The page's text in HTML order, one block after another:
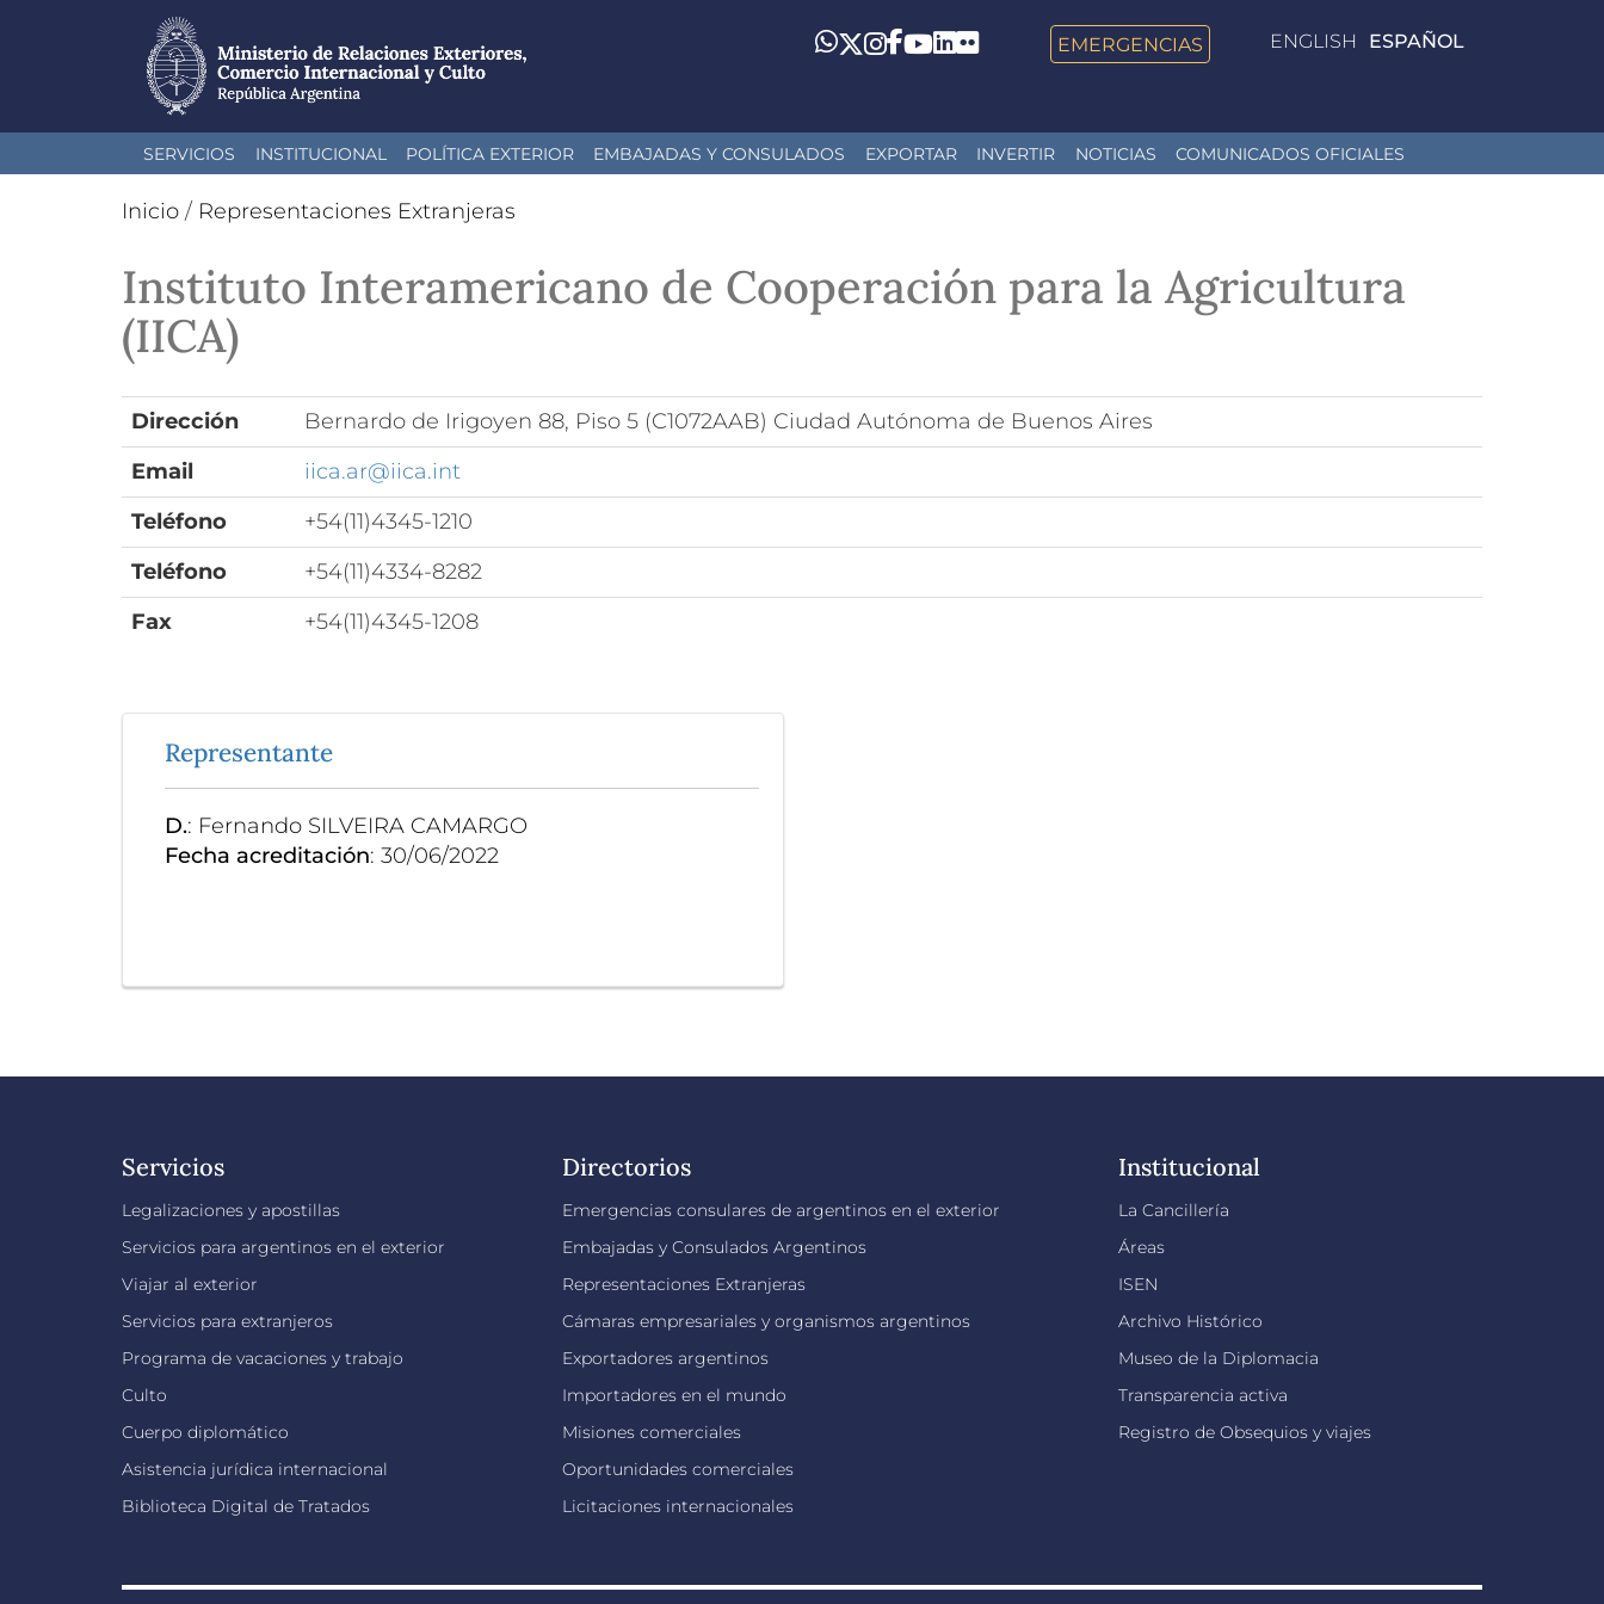
al
ENGLISH ESPAÑOL
Whatsapp
Twitter
Instagram
Facebook
YouTube
LinkedIn
Flickr EMERGENCIAS
SERVICIOS INSTITUCIONAL POLÍTICA EXTERIOR EMBAJADAS Y CONSULADOS EXPORTAR INVERTIR NOTICIAS COMUNICADOS OFICIALES
Inicio / Representaciones Extranjeras
Instituto Interamericano de Cooperación para la Agricultura
(IICA)
Dirección
Bernardo de Irigoyen 88, Piso 5 (C1072AAB) Ciudad Autónoma de Buenos Aires
Email
iica.ar@iica.int
Teléfono
+54(11)4345-1210
Teléfono
+54(11)4334-8282
Fax
+54(11)4345-1208
Representante
D.: Fernando SILVEIRA CAMARGO
Fecha acreditación: 30/06/2022
Servicios
Legalizaciones y apostillas
Servicios para argentinos en el exterior
Viajar al exterior
Servicios para extranjeros
Programa de vacaciones y trabajo
Culto
Cuerpo diplomático
Asistencia jurídica internacional
Biblioteca Digital de Tratados
Directorios
Emergencias consulares de argentinos en el exterior
Embajadas y Consulados Argentinos
Representaciones Extranjeras
Cámaras empresariales y organismos argentinos
Exportadores argentinos
Importadores en el mundo
Misiones comerciales
Oportunidades comerciales
Licitaciones internacionales
Institucional
La Cancillería
Áreas
ISEN
Archivo Histórico
Museo de la Diplomacia
Transparencia activa
Registro de Obsequios y viajes